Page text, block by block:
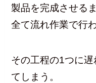
製品を完成させる
全て流れ作業で行
その工程の1つに
てしまう。